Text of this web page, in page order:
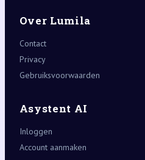
Over Lumila
Contact
Privacy
Gebruiksvoorwaarden
Asystent AI
Inloggen
Account aanmaken